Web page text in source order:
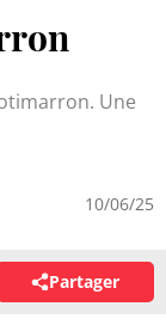
Une
10/06/25
Partager